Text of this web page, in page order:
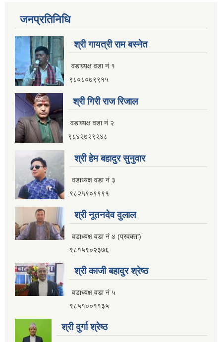
जनप्रतिनिधि
श्री गायत्री राम बस्नेत
वडाध्यक्ष वडा न‌ं १
९८०८०७९९१५
श्री गिरी राज रिजाल
वडाध्यक्ष वडा नं २
९८४२७२९२४८
श्री हेम बहादुर सुनुवार
वडाध्यक्ष वडा नं ३
९८२५९०९९९१
श्री नूतनदेव दुलाल
वडाध्यक्ष वडा नं ४ (प्रवक्ता)
९८१५९०२३७६
श्री काजी बहादुर श्रेष्ठ
वडाध्यक्ष वडा नं ५
९८५१००११३५
श्री दुर्गा श्रेष्ठ